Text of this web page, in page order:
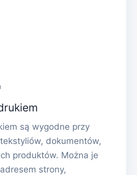
są wygodne przy
dokumentów,
produktów. Można je
strony,